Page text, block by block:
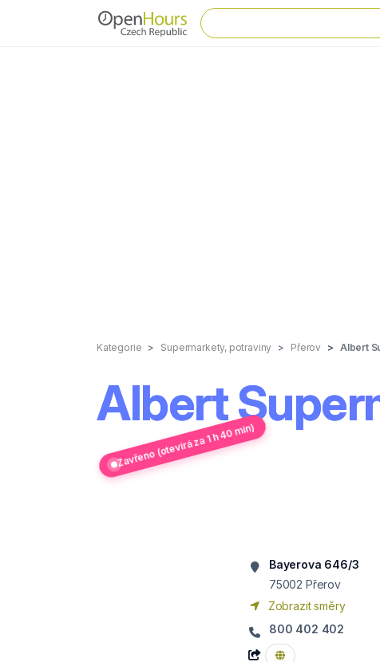
Kategorie Supermarkety, potraviny Přerov Albert
Albert
Zavřeno (otevírá za 1 h 40 min)
Bayerova 646/3
75002 Přerov
Zobrazit směry
800 402 402